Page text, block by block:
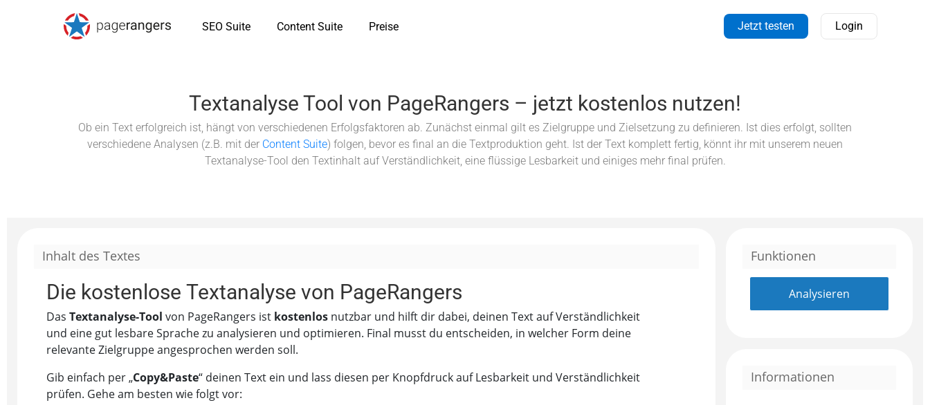
SEO Suite Content Suite Preise Jetzt testen Login
Textanalyse Tool von PageRangers – jetzt kostenlos nutzen!
Ob ein Text erfolgreich ist, hängt von verschiedenen Erfolgsfaktoren ab. Zunächst einmal gilt es Zielgruppe und Zielsetzung zu definieren. Ist dies erfolgt, sollten
verschiedene Analysen (z.B. mit der Content Suite) folgen, bevor es final an die Textproduktion geht. Ist der Text komplett fertig, könnt ihr mit unserem neuen
Textanalyse-Tool den Textinhalt auf Verständlichkeit, eine flüssige Lesbarkeit und einiges mehr final prüfen.
Inhalt des Textes
Die kostenlose Textanalyse von PageRangers
Das Textanalyse-Tool von PageRangers ist kostenlos nutzbar und hilft dir dabei, deinen Text auf Verständlichkeit
und eine gut lesbare Sprache zu analysieren und optimieren. Final musst du entscheiden, in welcher Form deine
relevante Zielgruppe angesprochen werden soll.
Gib einfach per „Copy&Paste“ deinen Text ein und lass diesen per Knopfdruck auf Lesbarkeit und Verständlichkeit
prüfen. Gehe am besten wie folgt vor:
Funktionen
Analysieren
Informationen